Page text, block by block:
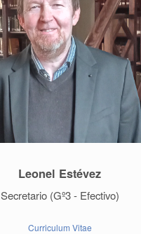
Leonel Estévez
Secretario (Gº3 - Efectivo)
Curriculum Vitae